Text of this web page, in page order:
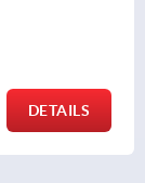
DETAILS